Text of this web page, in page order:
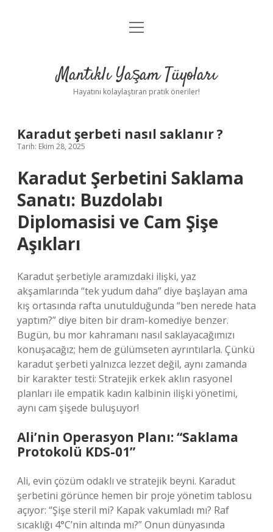
Anasayfa
Yasal Uyarı
menüyü
Mantıklı Yaşam Tüyoları
Hayatını kolaylaştıran pratik öneriler!
Karadut şerbeti nasıl saklanır ?
Tarih: Ekim 28, 2025
Karadut Şerbetini Saklama
Sanatı: Buzdolabı
Diplomasisi ve Cam Şişe
Aşıkları
Karadut şerbetiyle aramızdaki ilişki, yaz
akşamlarında “tek yudum daha” diye başlayan ama
kış ortasında rafta unutulduğunda “ben nerede hata
yaptım?” diye biten bir dram-komediye benzer.
Bugün, bu mor kahramanı nasıl saklayacağımızı
konuşacağız; hem de gülümseten ayrıntılarla. Çünkü
karadut şerbeti yalnızca lezzet değil, aynı zamanda
bir karakter testi: Stratejik erkek aklın rasyonel
planları ile empatik kadın kalbinin ilişki yönetimi,
aynı cam şişede buluşuyor!
Ali’nin Operasyon Planı: “Saklama
Protokolü KDS-01”
Ali, evin çözüm odaklı ve stratejik beyni. Karadut
şerbetini görünce hemen bir proje yönetim tablosu
açıyor: “Şişe steril mi? Kapak vakumladı mı? Raf
sıcaklığı 4°C’nin altında mı?” Onun dünyasında